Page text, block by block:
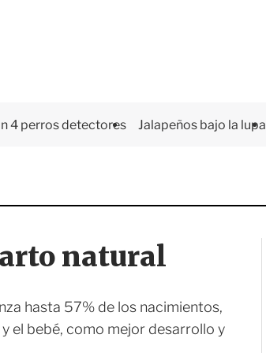
4 perros detectores Jalapeños bajo la lupa
natural
hasta 57% de los nacimientos,
el bebé, como mejor desarrollo y